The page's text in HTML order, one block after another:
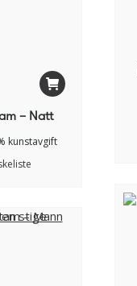
– Natt
kunstavgift